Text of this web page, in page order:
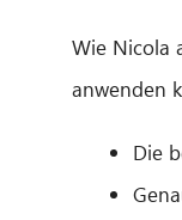
Wie Nicola
anwenden
Die